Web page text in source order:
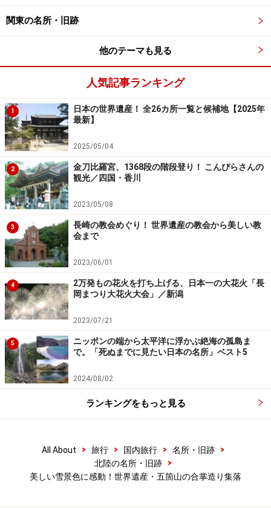
関東の名所・旧跡
他のテーマも見る
人気記事ランキング
1
日本の世界遺産！ 全26カ所一覧と候補地【2025年
最新】
2025/05/04
2
金刀比羅宮、1368段の階段登り！ こんぴらさんの
観光／四国・香川
2023/05/08
3
長崎の教会めぐり！ 世界遺産の教会から美しい教
会まで
2023/06/01
4
2万発もの花火を打ち上げる、日本一の大花火「長
岡まつり大花火大会」／新潟
2023/07/21
5
ニッポンの端から太平洋に浮かぶ絶海の孤島ま
で。「死ぬまでに見たい日本の名所」ベスト5
2024/08/02
ランキングをもっと見る
All About > 旅行 > 国内旅行 > 名所・旧跡
>
北陸の名所・旧跡
>
美しい雪景色に感動！世界遺産・五箇山の合掌造り集落